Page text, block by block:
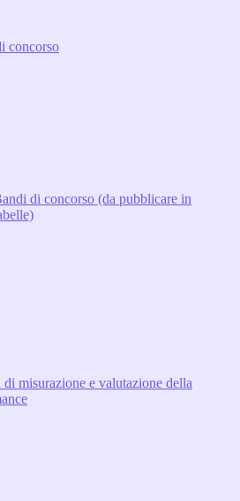
concorso
di concorso (da pubblicare in
di misurazione e valutazione della